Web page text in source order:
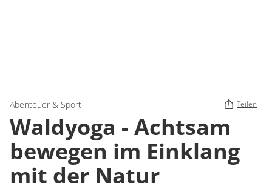
Abenteuer & Sport Teilen
Waldyoga - Achtsam
bewegen im Einklang
mit der Natur